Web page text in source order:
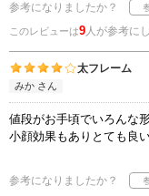
参考になりましたか？
このレビューは9人が参考に
太フレーム
みか さん
値段がお手頃でいろんな
小顔効果もありとても良
参考になりましたか？